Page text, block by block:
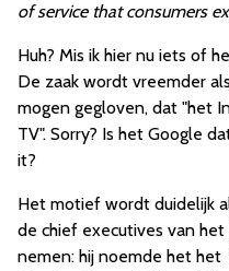
of service that consumers
Huh? Mis ik hier nu iets of
De zaak wordt vreemder
mogen gegloven, dat "het
TV". Sorry? Is het Google
it?
Het motief wordt duidelijk
de chief executives van
nemen: hij noemde het het